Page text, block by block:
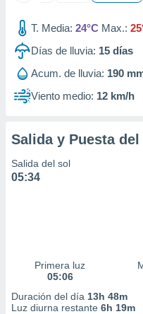
1199T. Media: 24°C Max.:
Días de lluvia: 15 días
Acum. de lluvia: 190
Viento medio: 12 km/h
Salida y Puesta del
Salida del sol
05:34
Primera luz
05:06
Duración del día 13h 48m
Luz diurna restante 6h 19m